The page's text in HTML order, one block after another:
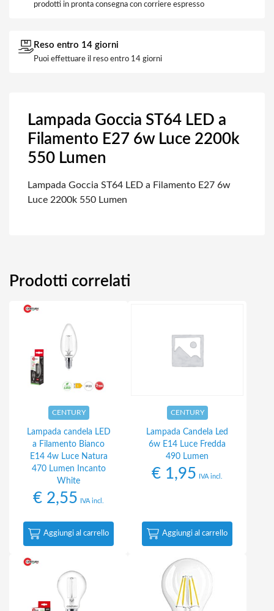
prodotti in pronta consegna con corriere espresso
Reso entro 14 giorni
Puoi effettuare il reso entro 14 giorni
Lampada Goccia ST64 LED a
Filamento E27 6w Luce 2200k
550 Lumen
Lampada Goccia ST64 LED a Filamento E27 6w
Luce 2200k 550 Lumen
Prodotti correlati
CENTURY
Lampada candela LED
a Filamento Bianco
E14 4w Luce Natura
470 Lumen Incanto
White
€ 2,55 IVA incl.
Aggiungi al carrello
CENTURY
Lampada Candela Led
6w E14 Luce Fredda
490 Lumen
€ 1,95 IVA incl.
Aggiungi al carrello